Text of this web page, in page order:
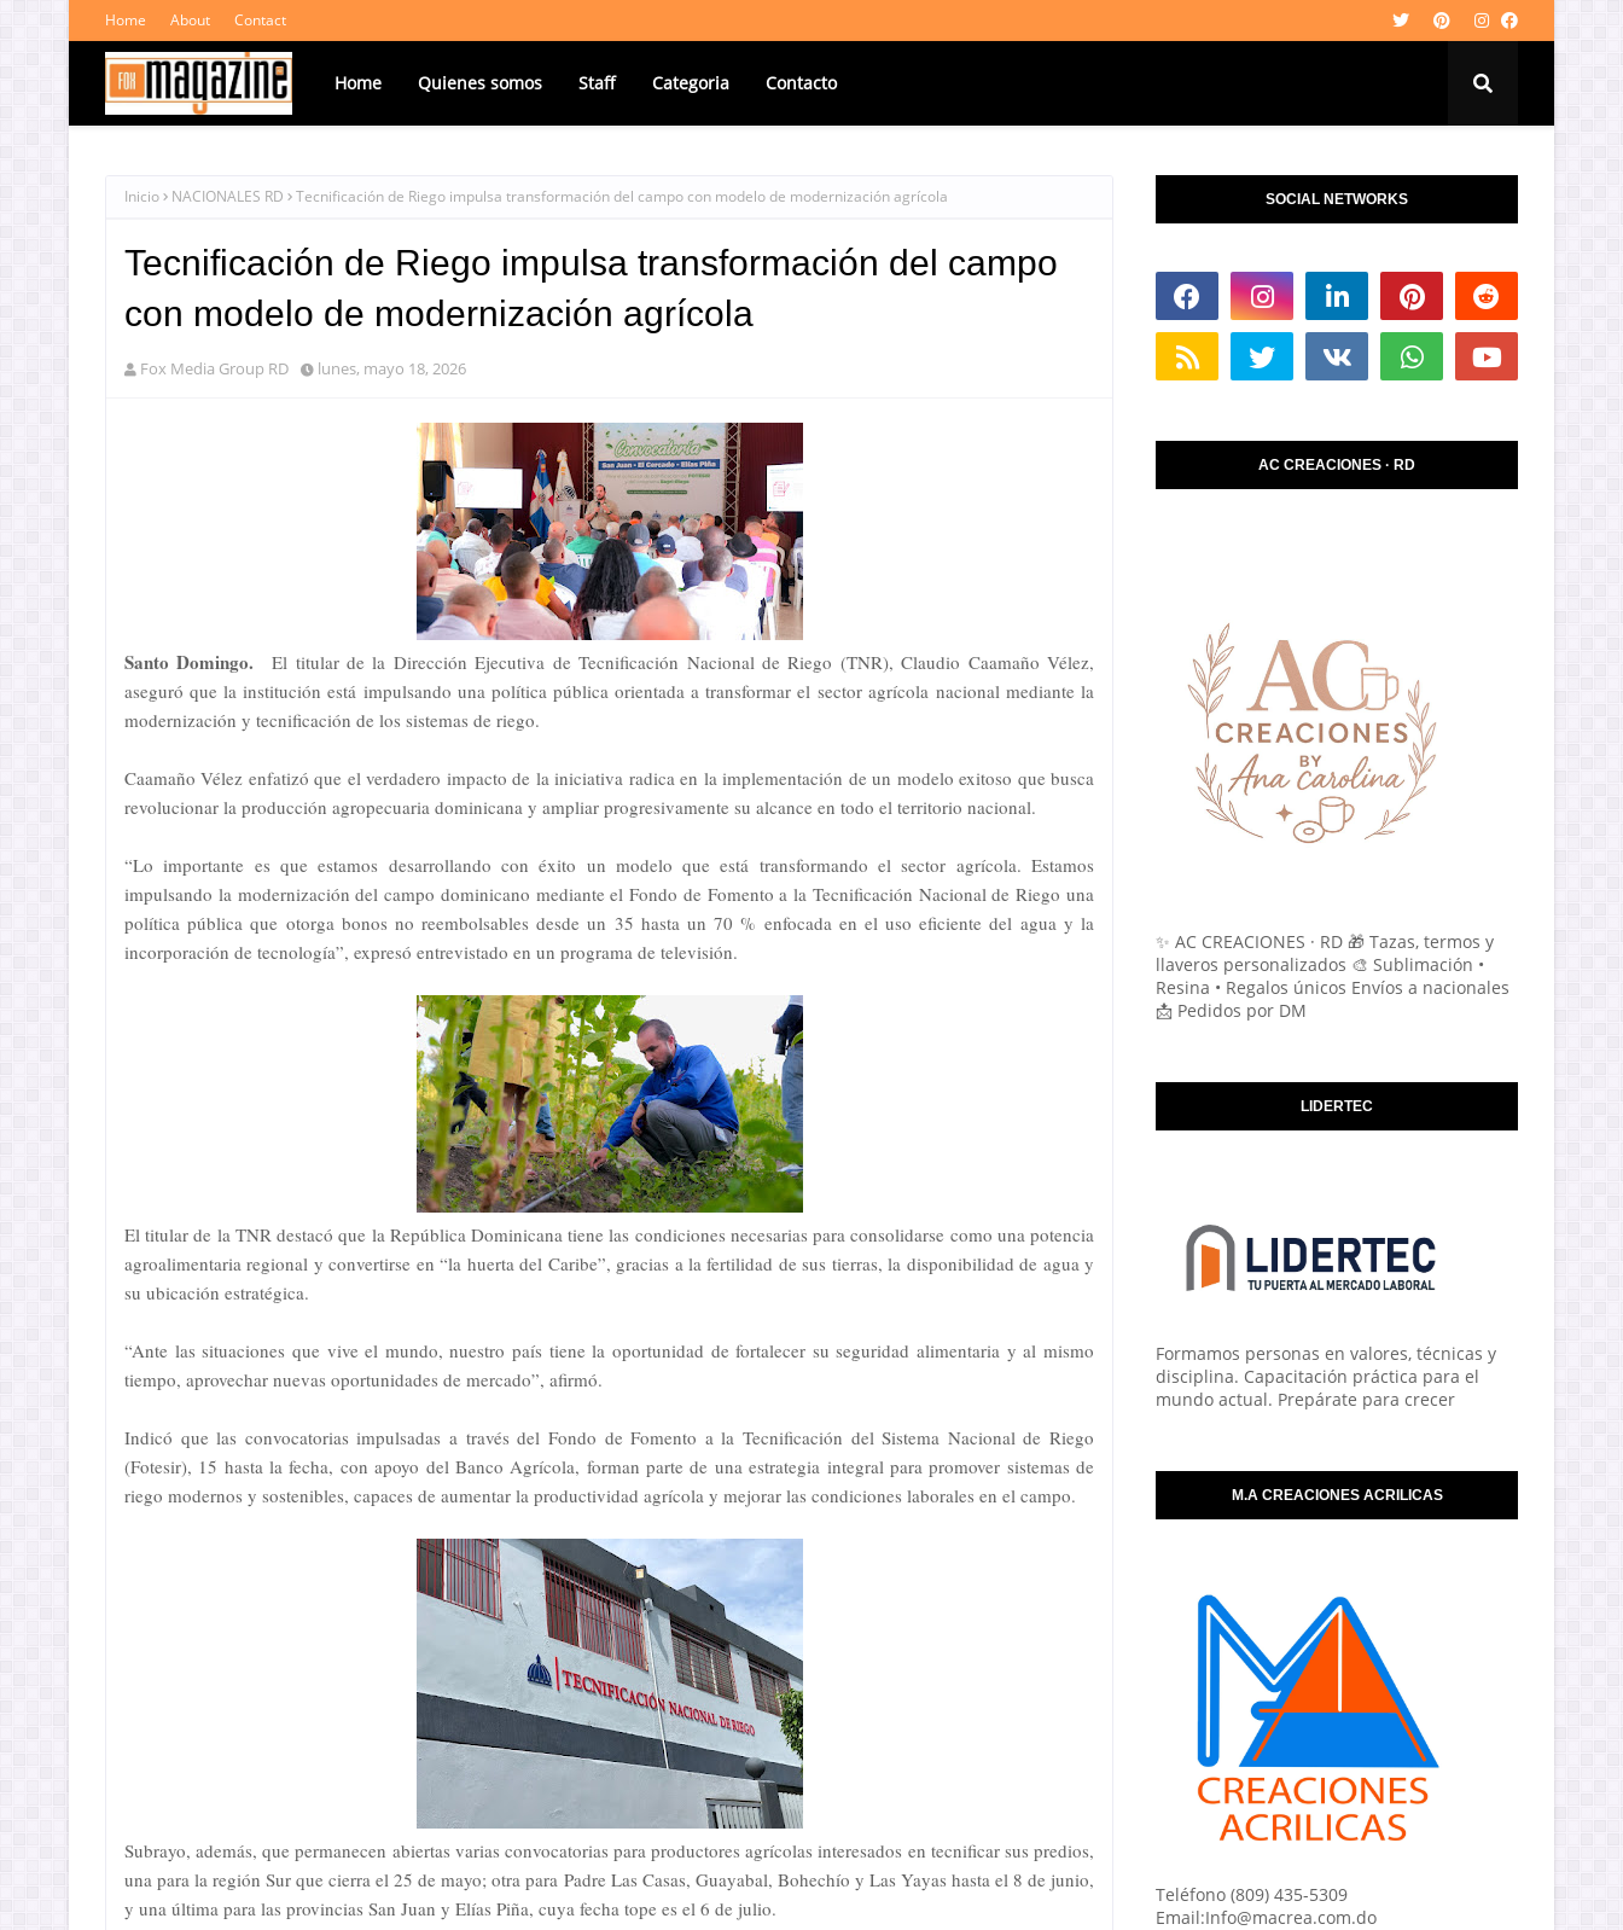
Home About Contact
Home Quienes somos Staff Categoria Contacto
Inicio NACIONALES RD Tecnificación de Riego impulsa transformación del campo con modelo de modernización agrícola
Tecnificación de Riego impulsa transformación del campo
con modelo de modernización agrícola
Fox Media Group RD lunes, mayo 18, 2026
Santo Domingo. El titular de la Dirección Ejecutiva de Tecnificación Nacional de Riego (TNR), Claudio Caamaño Vélez,
aseguró que la institución está impulsando una política pública orientada a transformar el sector agrícola nacional mediante la
modernización y tecnificación de los sistemas de riego.
Caamaño Vélez enfatizó que el verdadero impacto de la iniciativa radica en la implementación de un modelo exitoso que busca
revolucionar la producción agropecuaria dominicana y ampliar progresivamente su alcance en todo el territorio nacional.
“Lo importante es que estamos desarrollando con éxito un modelo que está transformando el sector agrícola. Estamos
impulsando la modernización del campo dominicano mediante el Fondo de Fomento a la Tecnificación Nacional de Riego una
política pública que otorga bonos no reembolsables desde un 35 hasta un 70 % enfocada en el uso eficiente del agua y la
incorporación de tecnología”, expresó entrevistado en un programa de televisión.
El titular de la TNR destacó que la República Dominicana tiene las condiciones necesarias para consolidarse como una potencia
agroalimentaria regional y convertirse en “la huerta del Caribe”, gracias a la fertilidad de sus tierras, la disponibilidad de agua y
su ubicación estratégica.
“Ante las situaciones que vive el mundo, nuestro país tiene la oportunidad de fortalecer su seguridad alimentaria y al mismo
tiempo, aprovechar nuevas oportunidades de mercado”, afirmó.
Indicó que las convocatorias impulsadas a través del Fondo de Fomento a la Tecnificación del Sistema Nacional de Riego
(Fotesir), 15 hasta la fecha, con apoyo del Banco Agrícola, forman parte de una estrategia integral para promover sistemas de
riego modernos y sostenibles, capaces de aumentar la productividad agrícola y mejorar las condiciones laborales en el campo.
Subrayo, además, que permanecen abiertas varias convocatorias para productores agrícolas interesados en tecnificar sus predios,
una para la región Sur que cierra el 25 de mayo; otra para Padre Las Casas, Guayabal, Bohechío y Las Yayas hasta el 8 de junio,
y una última para las provincias San Juan y Elías Piña, cuya fecha tope es el 6 de julio.
SOCIAL NETWORKS
AC CREACIONES · RD
✨ AC CREACIONES · RD 🎁 Tazas, termos y
llaveros personalizados 🎨 Sublimación •
Resina • Regalos únicos Envíos a nacionales
📩 Pedidos por DM
LIDERTEC
Formamos personas en valores, técnicas y
disciplina. Capacitación práctica para el
mundo actual. Prepárate para crecer
M.A CREACIONES ACRILICAS
Teléfono (809) 435-5309
Email:Info@macrea.com.do